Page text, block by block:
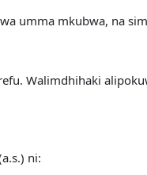
umma mkubwa, na
Walimdhihaki
ni: